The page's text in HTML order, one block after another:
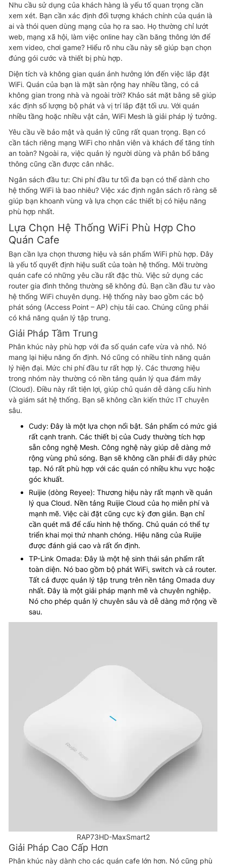
Nhu cầu sử dụng của khách hàng là yếu tố quan trọng cần
xem xét. Bạn cần xác định đối tượng khách chính của quán là
ai và thói quen dùng mạng của họ ra sao. Họ thường chỉ lướt
web, mạng xã hội, làm việc online hay cần băng thông lớn để
xem video, chơi game? Hiểu rõ nhu cầu này sẽ giúp bạn chọn
đúng gói cước và thiết bị phù hợp.
Diện tích và không gian quán ảnh hưởng lớn đến việc lắp đặt
WiFi. Quán của bạn là mặt sàn rộng hay nhiều tầng, có cả
không gian trong nhà và ngoài trời? Khảo sát mặt bằng sẽ giúp
xác định số lượng bộ phát và vị trí lắp đặt tối ưu. Với quán
nhiều tầng hoặc nhiều vật cản, WiFi Mesh là giải pháp lý tưởng.
Yêu cầu về bảo mật và quản lý cũng rất quan trọng. Bạn có
cần tách riêng mạng WiFi cho nhân viên và khách để tăng tính
an toàn? Ngoài ra, việc quản lý người dùng và phân bổ băng
thông cũng cần được cân nhắc.
Ngân sách đầu tư: Chi phí đầu tư tối đa bạn có thể dành cho
hệ thống WiFi là bao nhiêu? Việc xác định ngân sách rõ ràng sẽ
giúp bạn khoanh vùng và lựa chọn các thiết bị có hiệu năng
phù hợp nhất.
Lựa Chọn Hệ Thống WiFi Phù Hợp Cho
Quán Cafe
Bạn cần lựa chọn thương hiệu và sản phẩm WiFi phù hợp. Đây
là yếu tố quyết định hiệu suất của toàn hệ thống. Môi trường
quán cafe có những yêu cầu rất đặc thù. Việc sử dụng các
router gia đình thông thường sẽ không đủ. Bạn cần đầu tư vào
hệ thống WiFi chuyên dụng. Hệ thống này bao gồm các bộ
phát sóng (Access Point – AP) chịu tải cao. Chúng cũng phải
có khả năng quản lý tập trung.
Giải Pháp Tầm Trung
Phân khúc này phù hợp với đa số quán cafe vừa và nhỏ. Nó
mang lại hiệu năng ổn định. Nó cũng có nhiều tính năng quản
lý hiện đại. Mức chi phí đầu tư rất hợp lý. Các thương hiệu
trong nhóm này thường có nền tảng quản lý qua đám mây
(Cloud). Điều này rất tiện lợi, giúp chủ quán dễ dàng cấu hình
và giám sát hệ thống. Bạn sẽ không cần kiến thức IT chuyên
sâu.
Cudy: Đây là một lựa chọn nổi bật. Sản phẩm có mức giá
rất cạnh tranh. Các thiết bị của Cudy thường tích hợp
sẵn công nghệ Mesh. Công nghệ này giúp dễ dàng mở
rộng vùng phủ sóng. Bạn sẽ không cần phải đi dây phức
tạp. Nó rất phù hợp với các quán có nhiều khu vực hoặc
góc khuất.
Ruijie (dòng Reyee): Thương hiệu này rất mạnh về quản
lý qua Cloud. Nền tảng Ruijie Cloud của họ miễn phí và
mạnh mẽ. Việc cài đặt cũng cực kỳ đơn giản. Bạn chỉ
cần quét mã để cấu hình hệ thống. Chủ quán có thể tự
triển khai mọi thứ nhanh chóng. Hiệu năng của Ruijie
được đánh giá cao và rất ổn định.
TP-Link Omada: Đây là một hệ sinh thái sản phẩm rất
toàn diện. Nó bao gồm bộ phát WiFi, switch và cả router.
Tất cả được quản lý tập trung trên nền tảng Omada duy
nhất. Đây là một giải pháp mạnh mẽ và chuyên nghiệp.
Nó cho phép quản lý chuyên sâu và dễ dàng mở rộng về
sau.
RAP73HD-MaxSmart2
Giải Pháp Cao Cấp Hơn
Phân khúc này dành cho các quán cafe lớn hơn. Nó cũng phù